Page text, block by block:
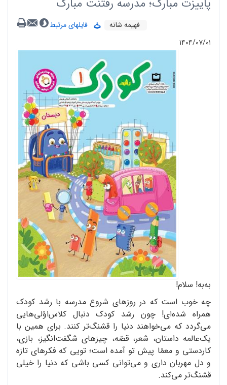
پاییزت مبارک؛ مدرسه رفتنت مبارک
فهیمه شانه
فایلهای مرتبط
۱۴۰۴/۰۷/۰۱
به‌به! سلام!
چه خوب است که در روزهای شروع مدرسه با رشد کودک
همراه شده‌ای! چون رشد کودک دنبال کلاس‌اوّلی‌هایی
می‌گردد که می‌خواهند دنیا را قشنگ‌تر کنند. برای همین با
یک‌عالمه داستان، شعر، قصّه، چیزهای شگفت‌انگیز، بازی،
کاردستی و معمّا پیش تو آمده است؛ تویی که فکرهای تازه
و دل مهربان داری و می‌توانی کسی باشی که دنیا را خیلی
قشنگ‌تر می‌کند.